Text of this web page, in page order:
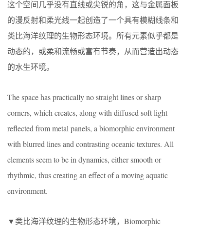
这个空间几乎没有直线或尖锐的角，这与金属面板
的漫反射和柔光线一起创造了一个具有模糊线条和
类比海洋纹理的生物形态环境。所有元素似乎都是
动态的，或柔和流畅或富有节奏，从而营造出动态
的水生环境。
The space has practically no straight lines or sharp
corners, which creates, along with diffused soft light
reflected from metal panels, a biomorphic environment
with blurred lines and contrasting oceanic textures. All
elements seem to be in dynamics, either smooth or
rhythmic, thus creating an effect of a moving aquatic
environment.
▼类比海洋纹理的生物形态环境，Biomorphic